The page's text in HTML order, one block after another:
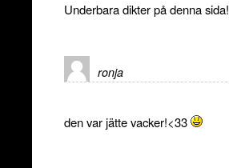
Underbara dikter på denna sida!
ronja
den var jätte vacker!<33